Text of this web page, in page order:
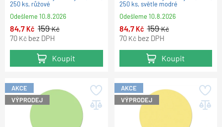
250 ks, růžové
Odešleme10.8.2026
84,7 Kč 159Kč
70 Kč bez DPH
Koupit
250 ks, světle modré
Odešleme10.8.2026
84,7 Kč 159Kč
70 Kč bez DPH
Koupit
AKCE
VÝPRODEJ
AKCE
VÝPRODEJ